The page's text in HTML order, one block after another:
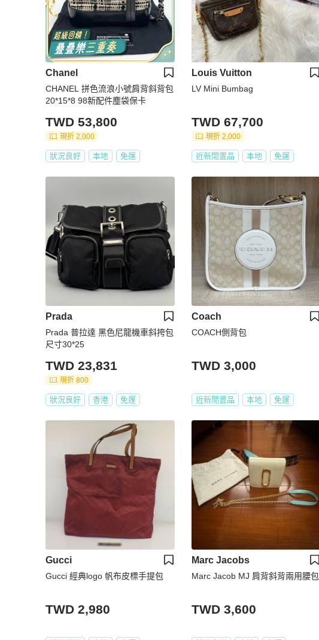
Chanel
CHANEL 拼色流浪小號肩背斜背包
20*15*8 98新配件塵袋保卡
TWD 53,800
現折 2,000
狀況良好 本地 免運
Louis Vuitton
LV Mini Bumbag
TWD 67,700
現折 2,000
近新閒置品 本地 免運
Prada
Prada 普拉達 黑色尼龍機車斜挎包
尺寸30*25
TWD 23,831
現折 800
狀況良好 香港 免運
Coach
COACH側背包
TWD 3,000
近新閒置品 本地 免運
Gucci
Gucci 經典logo 帆布皮標手提包
TWD 2,980
Marc Jacobs
Marc Jacob MJ 肩背斜背兩用腰包
TWD 3,600